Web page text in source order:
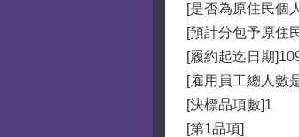
[是否為原住民個
[預計分包予原住
[履約起迄日期
[雇用員工總人數
[決標品項數]1
[第1品項]